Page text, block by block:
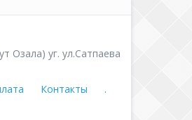
Озала) уг. ул.Сатпаева
Контакты .